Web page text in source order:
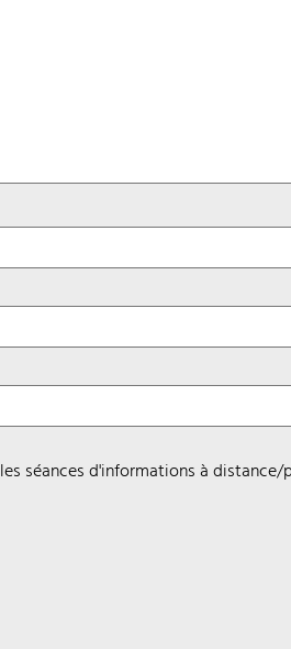
séances d'informations à distance/